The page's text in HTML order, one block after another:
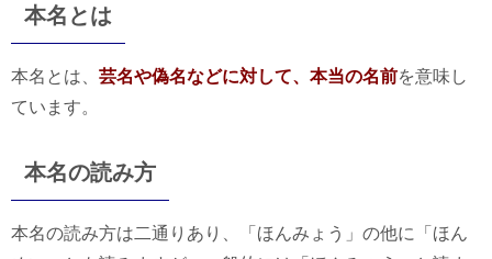
本名とは
本名とは、 芸名や偽名などに対して、本当の名前を意味し
ています。
本名の読み方
本名の読み方は二通りあり、「ほんみょう」の他に「ほん